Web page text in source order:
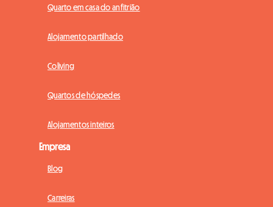
Quarto em casa do anfitrião
Alojamento partilhado
Coliving
Quartos de hóspedes
Alojamentos inteiros
Empresa
Blog
Carreiras